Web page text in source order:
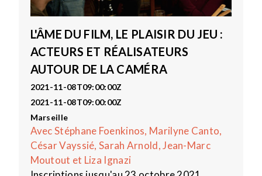
L'ÂME DU FILM, LE PLAISIR DU JEU :
ACTEURS ET RÉALISATEURS
AUTOUR DE LA CAMÉRA
2021-11-08T09:00:00Z
2021-11-08T09:00:00Z
Marseille
Avec Stéphane Foenkinos, Marilyne Canto,
César Vayssié, Sarah Arnold, Jean-Marc
Moutout et Liza Ignazi